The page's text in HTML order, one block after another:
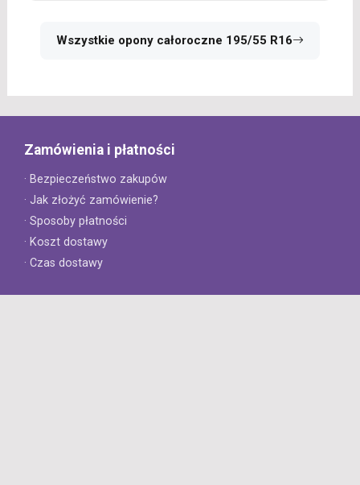
Wszystkie opony całoroczne 195/55 R16
Zamówienia i płatności
· Bezpieczeństwo zakupów
· Jak złożyć zamówienie?
· Sposoby płatności
· Koszt dostawy
· Czas dostawy